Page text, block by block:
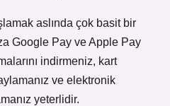
aslında çok basit bir
Google Pay ve Apple Pay
indirmeniz, kart
ve elektronik
yeterlidir.